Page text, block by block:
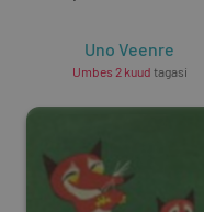
Uno Veenre
Umbes 2 kuud tagasi